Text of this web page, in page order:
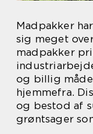
Madpakker
sig meget
madpakker
og billig
hjemmefra.
og bestod af
grøntsager